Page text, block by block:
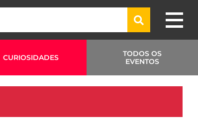
CURIOSIDADES
TODOS OS
EVENTOS